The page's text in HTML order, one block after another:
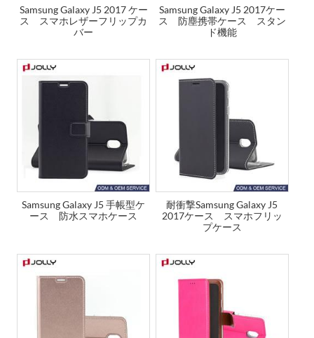
Samsung Galaxy J5 2017 ケー
ス スマホレザーフリップカ
バー
Samsung Galaxy J5 2017ケー
ス 防塵携帯ケース スタン
ド機能
Samsung Galaxy J5 手帳型ケ
ース 防水スマホケース
耐衝撃Samsung Galaxy J5
2017ケース スマホフリッ
プケース